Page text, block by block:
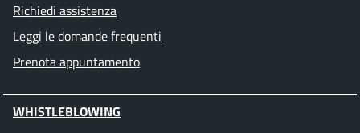
Richiedi assistenza
Leggi le domande frequenti
Prenota appuntamento
WHISTLEBLOWING